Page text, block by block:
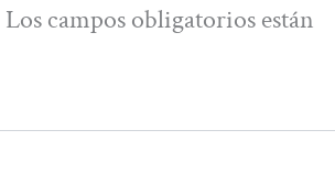
Los campos obligatorios están